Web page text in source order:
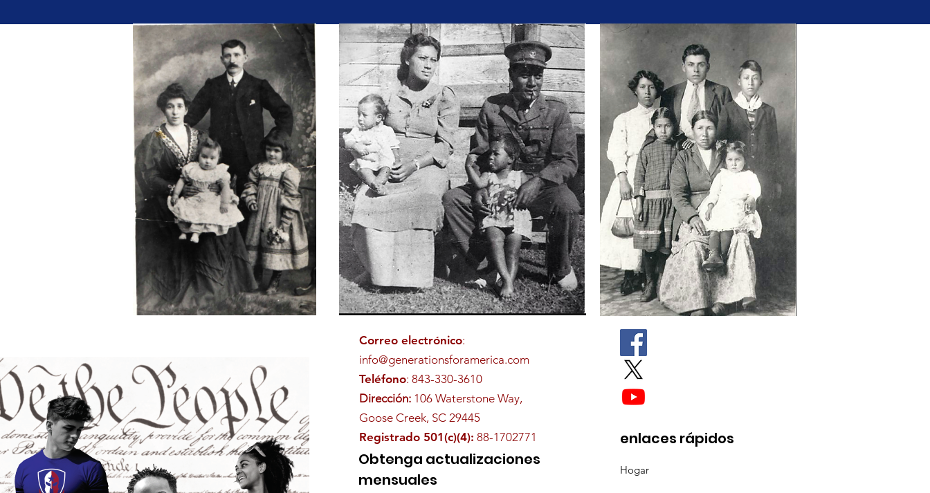
Correo electrónico:
info@generationsforamerica.com
Teléfono: 843-330-3610
Dirección: 106 Waterstone Way,
Goose Creek, SC 29445
Registrado 501(c)(4): 88-1702771
Obtenga actualizaciones
mensuales
enlaces rápidos
Hogar